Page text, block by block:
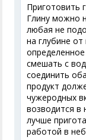
Приготовить
Глину можно
любая не
на глубине
смешать с
соединить
продукт
чужеродных
возводится в
лучше
работой в